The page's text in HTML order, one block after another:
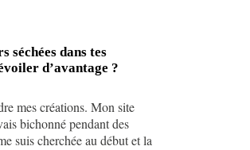
séchées dans tes
d’avantage ?
mes créations. Mon site
bichonné pendant des
suis cherchée au début et la